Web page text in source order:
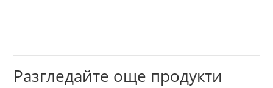
Разгледайте още продукти